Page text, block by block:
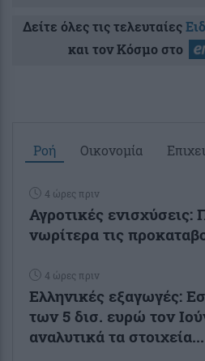
Δείτε όλες τις τελευταίες
και τον Κόσμο στο
Ροή Οικονομία
4 ώρες πριν
Αγροτικές ενισχύσεις:
νωρίτερα τις
4 ώρες πριν
Ελληνικές εξαγωγές:
των 5 δισ. ευρώ τον
αναλυτικά τα στοιχεία...